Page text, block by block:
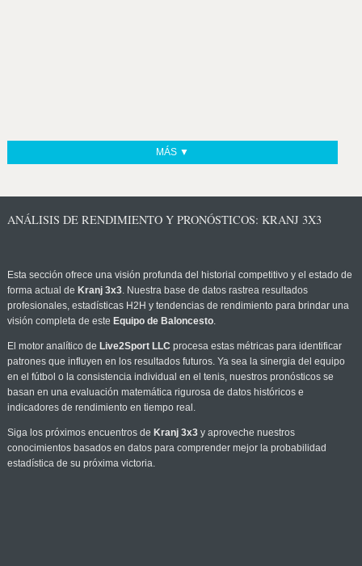
MÁS ▼
ANÁLISIS DE RENDIMIENTO Y PRONÓSTICOS: KRANJ 3X3
Esta sección ofrece una visión profunda del historial competitivo y el estado de
forma actual de Kranj 3x3. Nuestra base de datos rastrea resultados
profesionales, estadísticas H2H y tendencias de rendimiento para brindar una
visión completa de este Equipo de Baloncesto.
El motor analítico de Live2Sport LLC procesa estas métricas para identificar
patrones que influyen en los resultados futuros. Ya sea la sinergia del equipo
en el fútbol o la consistencia individual en el tenis, nuestros pronósticos se
basan en una evaluación matemática rigurosa de datos históricos e
indicadores de rendimiento en tiempo real.
Siga los próximos encuentros de Kranj 3x3y aproveche nuestros
conocimientos basados en datos para comprender mejor la probabilidad
estadística de su próxima victoria.